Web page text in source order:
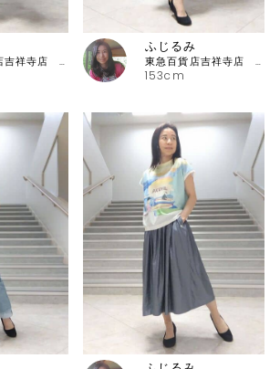
東急百貨店吉祥寺店 ピッコーネ
153cm
ふじるみ
東急百貨店吉祥寺店 ピッコーネ